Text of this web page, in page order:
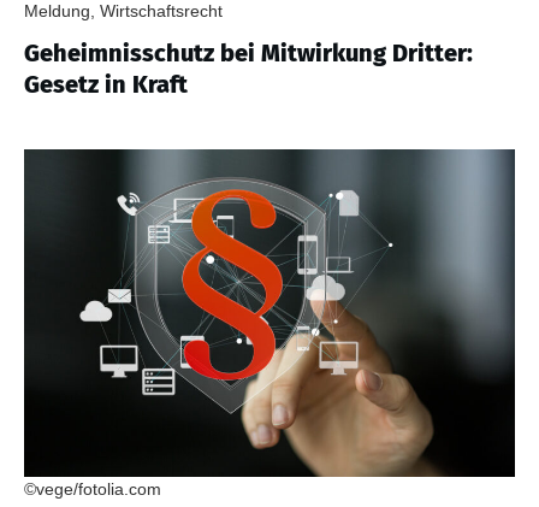
Meldung, Wirtschaftsrecht
Geheimnisschutz bei Mitwirkung Dritter:
Gesetz in Kraft
©vege/fotolia.com